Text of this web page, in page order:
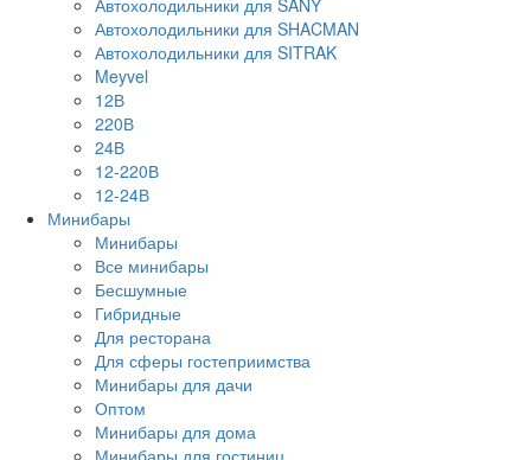
Автохолодильники для SHACMAN
Автохолодильники для SITRAK
Meyvel
12В
220В
24В
12-220В
12-24В
Минибары
Минибары
Все минибары
Бесшумные
Гибридные
Для ресторана
Для сферы гостеприимства
Минибары для дачи
Оптом
Минибары для дома
Минибары для гостиниц